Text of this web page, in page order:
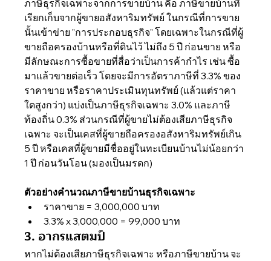
ภาษีธุรกิจเฉพาะจากการขายบ้าน คือ ภาษีขายบ้านที่
เรียกเก็บจากผู้ขายอสังหาริมทรัพย์ ในกรณีที่การขาย
นั้นเข้าข่าย "การประกอบธุรกิจ" โดยเฉพาะในกรณีที่ผู้
ขายถือครองบ้านหรือที่ดินไว้ ไม่ถึง 5 ปี ก่อนขาย หรือ
มีลักษณะการซื้อขายที่สื่อว่าเป็นการค้ากำไร เช่น ซื้อ
มาแล้วขายต่อเร็ว โดยจะมีการอัตราภาษีที่ 3.3% ของ
ราคาขาย หรือราคาประเมินทุนทรัพย์ (แล้วแต่ราคา
ใดสูงกว่า) แบ่งเป็นภาษีธุรกิจเฉพาะ 3.0% และภาษี
ท้องถิ่น 0.3% ส่วนกรณีที่ผู้ขายไม่ต้องเสียภาษีธุรกิจ
เฉพาะ จะเป็นเคสที่ผู้ขายถือครองอสังหาริมทรัพย์เกิน
5 ปี หรือเคสที่ผู้ขายมีชื่ออยู่ในทะเบียนบ้านไม่น้อยกว่า
1 ปี ก่อนวันโอน (มองเป็นมรดก)
ตัวอย่างคำนวณภาษีขายบ้านธุรกิจเฉพาะ
ราคาขาย = 3,000,000 บาท
3.3% x 3,000,000 = 99,000 บาท
3. อากรแสตมป์
หากไม่ต้องเสียภาษีธุรกิจเฉพาะ หรือภาษีขายบ้าน จะ